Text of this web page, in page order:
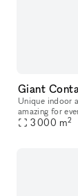
Giant
Unique indoor
amazing for
3 000 m2